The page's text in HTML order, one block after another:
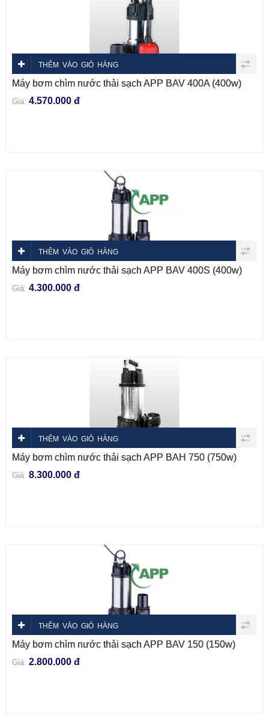
THÊM VÀO GIỎ HÀNG
Máy bơm chìm nước thải sạch APP BAV 400A (400w)
Giá: 4.570.000 đ
THÊM VÀO GIỎ HÀNG
Máy bơm chìm nước thải sạch APP BAV 400S (400w)
Giá: 4.300.000 đ
THÊM VÀO GIỎ HÀNG
Máy bơm chìm nước thải sạch APP BAH 750 (750w)
Giá: 8.300.000 đ
THÊM VÀO GIỎ HÀNG
Máy bơm chìm nước thải sạch APP BAV 150 (150w)
Giá: 2.800.000 đ